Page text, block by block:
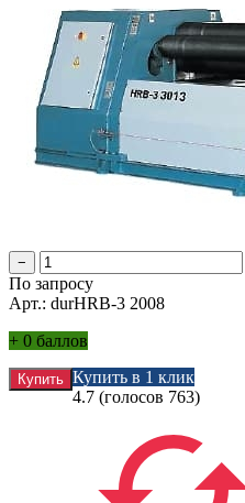
По запросу
Арт.: durHRB-3 2008
+ 0 баллов
Купить в 1 клик
4.7 (голосов 763)